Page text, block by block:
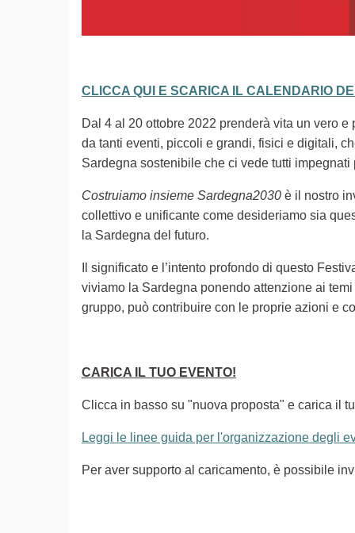
CLICCA QUI E SCARICA IL CALENDARIO
Dal 4 al 20 ottobre 2022 prenderà vita un vero
da tanti eventi, piccoli e grandi, fisici e digitali,
Sardegna sostenibile che ci vede tutti
Costruiamo insieme Sardegna2030 è il nostro
collettivo e unificante come desideriamo sia
la Sardegna del futuro.
Il significato e l’intento profondo di questo
viviamo la Sardegna ponendo attenzione ai
gruppo, può contribuire con le proprie azioni e
CARICA IL TUO EVENTO!
Clicca in basso su "nuova proposta" e carica il
Leggi le linee guida per l'organizzazione degli
Per aver supporto al caricamento, è possibile